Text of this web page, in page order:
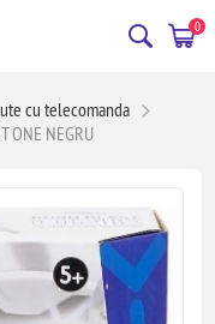
0
cu telecomanda
ONE NEGRU